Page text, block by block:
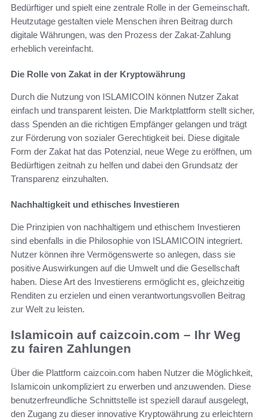
Bedürftiger und spielt eine zentrale Rolle in der Gemeinschaft.
Heutzutage gestalten viele Menschen ihren Beitrag durch
digitale Währungen, was den Prozess der Zakat-Zahlung
erheblich vereinfacht.
Die Rolle von Zakat in der Kryptowährung
Durch die Nutzung von ISLAMICOIN können Nutzer Zakat
einfach und transparent leisten. Die Marktplattform stellt sicher,
dass Spenden an die richtigen Empfänger gelangen und trägt
zur Förderung von sozialer Gerechtigkeit bei. Diese digitale
Form der Zakat hat das Potenzial, neue Wege zu eröffnen, um
Bedürftigen zeitnah zu helfen und dabei den Grundsatz der
Transparenz einzuhalten.
Nachhaltigkeit und ethisches Investieren
Die Prinzipien von nachhaltigem und ethischem Investieren
sind ebenfalls in die Philosophie von ISLAMICOIN integriert.
Nutzer können ihre Vermögenswerte so anlegen, dass sie
positive Auswirkungen auf die Umwelt und die Gesellschaft
haben. Diese Art des Investierens ermöglicht es, gleichzeitig
Renditen zu erzielen und einen verantwortungsvollen Beitrag
zur Welt zu leisten.
Islamicoin auf caizcoin.com – Ihr Weg
zu fairen Zahlungen
Über die Plattform caizcoin.com haben Nutzer die Möglichkeit,
Islamicoin unkompliziert zu erwerben und anzuwenden. Diese
benutzerfreundliche Schnittstelle ist speziell darauf ausgelegt,
den Zugang zu dieser innovative Kryptowährung zu erleichtern